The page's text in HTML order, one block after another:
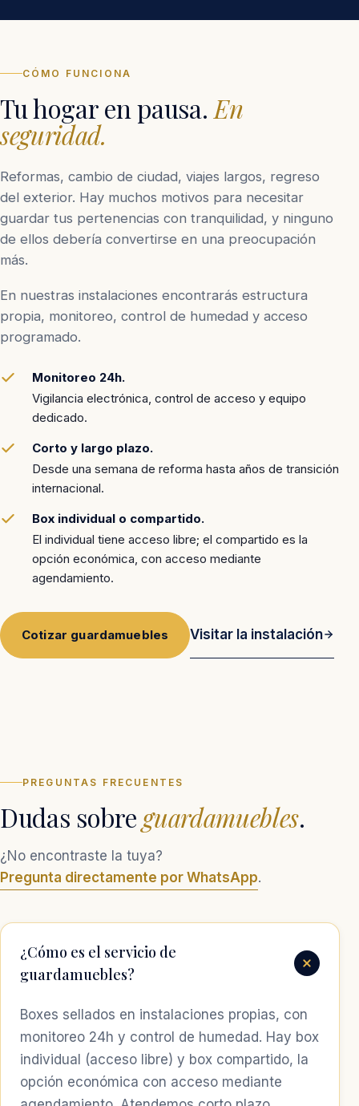
CÓMO FUNCIONA
Tu hogar en pausa. En
seguridad.
Reformas, cambio de ciudad, viajes largos, regreso
del exterior. Hay muchos motivos para necesitar
guardar tus pertenencias con tranquilidad, y ninguno
de ellos debería convertirse en una preocupación
más.
En nuestras instalaciones encontrarás estructura
propia, monitoreo, control de humedad y acceso
programado.
Monitoreo 24h.
Vigilancia electrónica, control de acceso y equipo
dedicado.
Corto y largo plazo.
Desde una semana de reforma hasta años de transición
internacional.
Box individual o compartido.
El individual tiene acceso libre; el compartido es la
opción económica, con acceso mediante
agendamiento.
Cotizar guardamuebles Visitar la instalación
PREGUNTAS FRECUENTES
Dudas sobre guardamuebles.
¿No encontraste la tuya?
Pregunta directamente por WhatsApp.
¿Cómo es el servicio de
guardamuebles?
Boxes sellados en instalaciones propias, con
monitoreo 24h y control de humedad. Hay box
individual (acceso libre) y box compartido, la
opción económica con acceso mediante